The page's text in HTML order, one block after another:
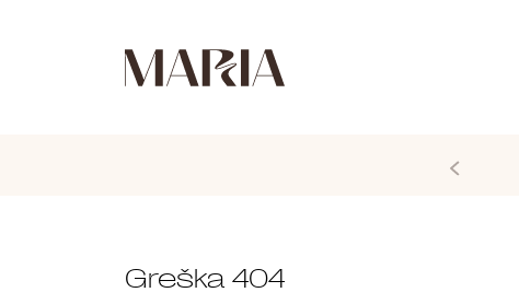
Greška 404